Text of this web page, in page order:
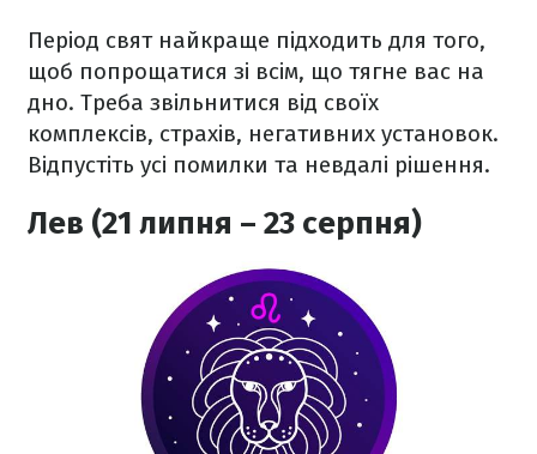
Період свят найкраще підходить для того,
щоб попрощатися зі всім, що тягне вас на
дно. Треба звільнитися від своїх
комплексів, страхів, негативних установок.
Відпустіть усі помилки та невдалі рішення.
Лев (21 липня – 23 серпня)